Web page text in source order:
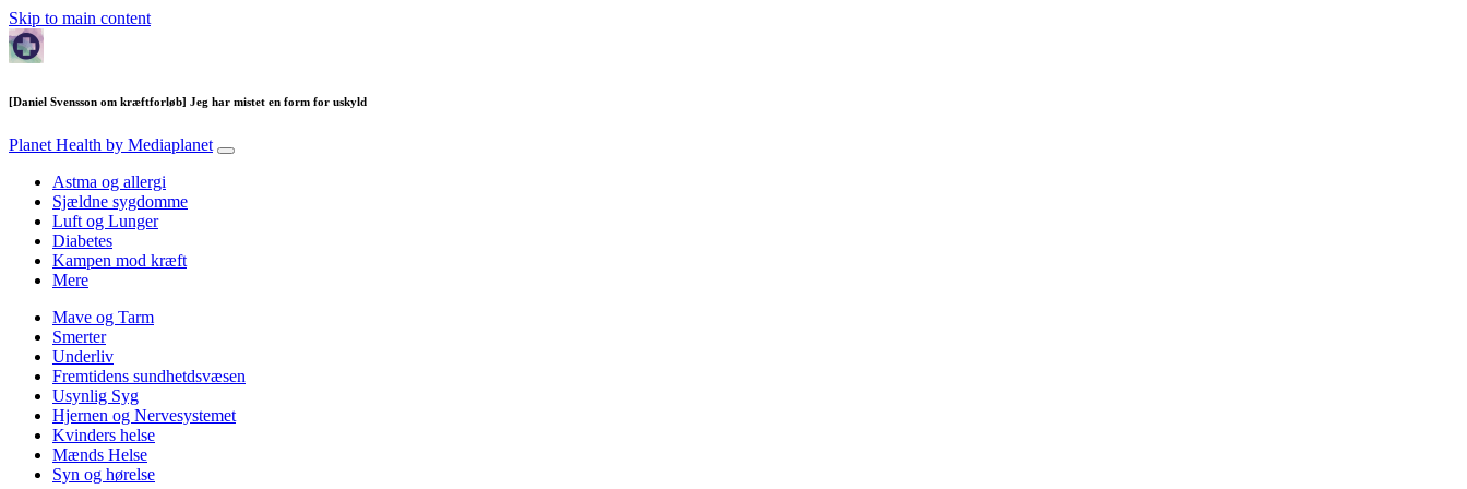
Skip to main content
[Daniel Svensson om kræftforløb] Jeg har mistet en form for uskyld
Planet Health by Mediaplanet
Astma og allergi
Sjældne sygdomme
Luft og Lunger
Diabetes
Kampen mod kræft
Mere
Mave og Tarm
Smerter
Underliv
Fremtidens sundhetdsvæsen
Usynlig Syg
Hjernen og Nervesystemet
Kvinders helse
Mænds Helse
Syn og hørelse